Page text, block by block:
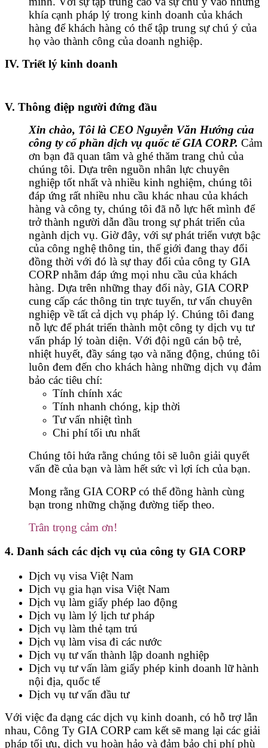
khía cạnh pháp lý trong kinh doanh của khách
hàng để khách hàng có thể tập trung sự chú ý của
họ vào thành công của doanh nghiệp.
IV. Triết lý kinh doanh
V. Thông điệp người đứng đầu
Xin chào, Tôi là CEO Nguyễn Văn Hướng của
công ty cổ phần dịch vụ quốc tế GIA CORP. Cảm
ơn bạn đã quan tâm và ghé thăm trang chủ của
chúng tôi. Dựa trên nguồn nhân lực chuyên
nghiệp tốt nhất và nhiều kinh nghiệm, chúng tôi
đáp ứng rất nhiều nhu cầu khác nhau của khách
hàng và công ty, chúng tôi đã nỗ lực hết mình để
trở thành người dẫn đầu trong sự phát triển của
ngành dịch vụ. Giờ đây, với sự phát triển vượt bậc
của công nghệ thông tin, thế giới đang thay đổi
đồng thời với đó là sự thay đổi của công ty GIA
CORP nhằm đáp ứng mọi nhu cầu của khách
hàng. Dựa trên những thay đổi này, GIA CORP
cung cấp các thông tin trực tuyến, tư vấn chuyên
nghiệp về tất cả dịch vụ pháp lý. Chúng tôi đang
nỗ lực để phát triển thành một công ty dịch vụ tư
vấn pháp lý toàn diện. Với đội ngũ cán bộ trẻ,
nhiệt huyết, đầy sáng tạo và năng động, chúng tôi
luôn đem đến cho khách hàng những dịch vụ đảm
bảo các tiêu chí:
Tính chính xác
Tính nhanh chóng, kịp thời
Tư vấn nhiệt tình
Chi phí tối ưu nhất
Chúng tôi hứa rằng chúng tôi sẽ luôn giải quyết
vấn đề của bạn và làm hết sức vì lợi ích của bạn.
Mong rằng GIA CORP có thể đồng hành cùng
bạn trong những chặng đường tiếp theo.
Trân trọng cảm ơn!
4. Danh sách các dịch vụ của công ty GIA CORP
Dịch vụ visa Việt Nam
Dịch vụ gia hạn visa Việt Nam
Dịch vụ làm giấy phép lao động
Dịch vụ làm lý lịch tư pháp
Dịch vụ làm thẻ tạm trú
Dịch vụ làm visa đi các nước
Dịch vụ tư vấn thành lập doanh nghiệp
Dịch vụ tư vấn làm giấy phép kinh doanh lữ hành
nội địa, quốc tế
Dịch vụ tư vấn đầu tư
Với việc đa dạng các dịch vụ kinh doanh, có hỗ trợ lẫn
nhau, Công Ty GIA CORP cam kết sẽ mang lại các giải
pháp tối ưu, dịch vụ hoàn hảo và đảm bảo chi phí phù